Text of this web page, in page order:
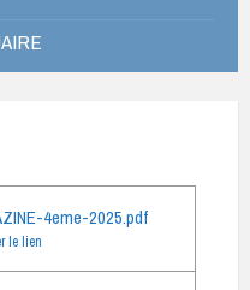
4eme-2025.pdf
le lien